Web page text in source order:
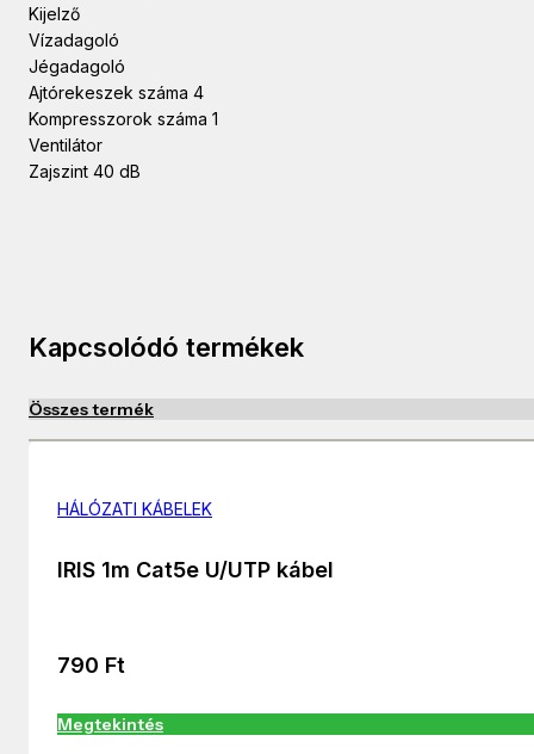
Kijelző
Vízadagoló
Jégadagoló
Ajtórekeszek száma 4
Kompresszorok száma 1
Ventilátor
Zajszint 40 dB
Kapcsolódó termékek
Összes termék
HÁLÓZATI KÁBELEK
IRIS 1m Cat5e U/UTP kábel
790 Ft
Megtekintés